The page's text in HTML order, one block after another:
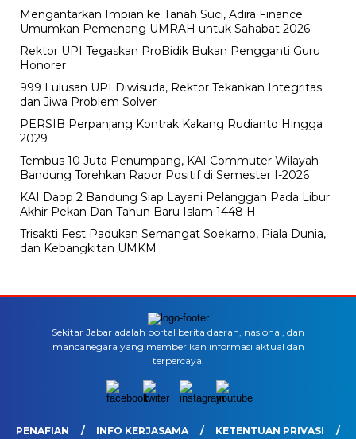
Mengantarkan Impian ke Tanah Suci, Adira Finance
Umumkan Pemenang UMRAH untuk Sahabat 2026
Rektor UPI Tegaskan ProBidik Bukan Pengganti Guru
Honorer
999 Lulusan UPI Diwisuda, Rektor Tekankan Integritas
dan Jiwa Problem Solver
PERSIB Perpanjang Kontrak Kakang Rudianto Hingga
2029
Tembus 10 Juta Penumpang, KAI Commuter Wilayah
Bandung Torehkan Rapor Positif di Semester I-2026
KAI Daop 2 Bandung Siap Layani Pelanggan Pada Libur
Akhir Pekan Dan Tahun Baru Islam 1448 H
Trisakti Fest Padukan Semangat Soekarno, Piala Dunia,
dan Kebangkitan UMKM
Sekitar Jabar adalah portal berita daerah, nasional, dan
mancanegara yang memberikan informasi aktual dan
terpercaya.
PENAFIAN INFO KERJASAMA KETENTUAN PRIVASI